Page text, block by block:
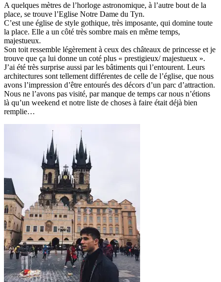
A quelques mètres de l’horloge astronomique, à l’autre bout de la
place, se trouve l’Eglise Notre Dame du Tyn.
C’est une église de style gothique, très imposante, qui domine toute
la place. Elle a un côté très sombre mais en même temps,
majestueux.
Son toit ressemble légèrement à ceux des châteaux de princesse et je
trouve que ça lui donne un coté plus « prestigieux/ majestueux ».
J’ai été très surprise aussi par les bâtiments qui l’entourent. Leurs
architectures sont tellement différentes de celle de l’église, que nous
avons l’impression d’être entourés des décors d’un parc d’attraction.
Nous ne l’avons pas visité, par manque de temps car nous n’étions
là qu’un weekend et notre liste de choses à faire était déjà bien
remplie…